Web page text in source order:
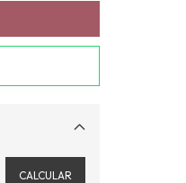
Alterar CEP
CALCULAR